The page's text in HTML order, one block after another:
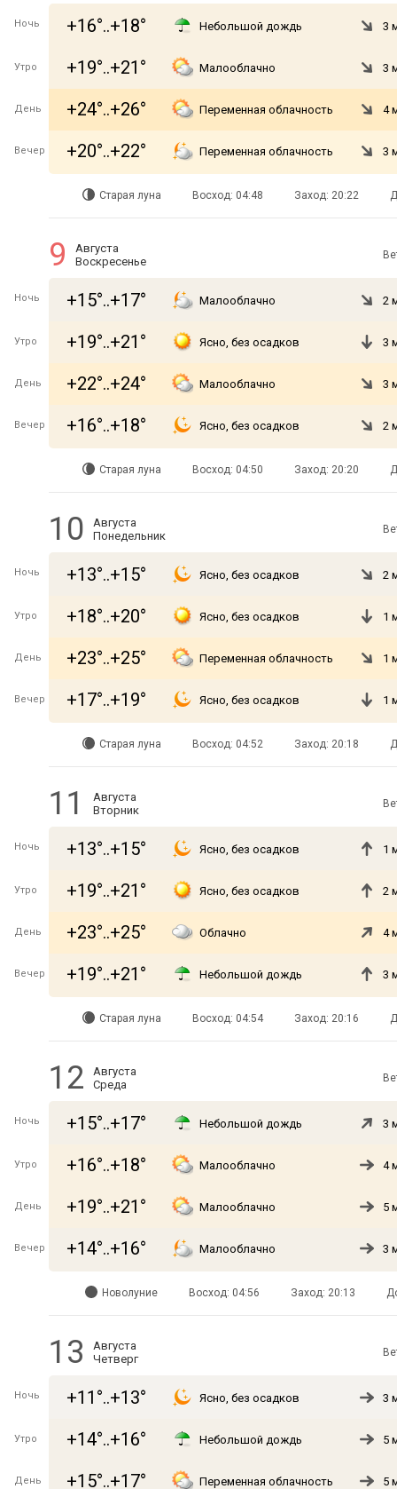
Ночь +16°..+18° Небольшой дождь 3
Утро +19°..+21° Малооблачно 3
День +24°..+26° Переменная облачность 4
Вечер +20°..+22° Переменная облачность 3
Старая луна Восход: 04:48 Заход: 20:22
9
Августа
Воскресенье
Ночь +15°..+17° Малооблачно 2
Утро +19°..+21° Ясно, без осадков 3
День +22°..+24° Малооблачно 3
Вечер +16°..+18° Ясно, без осадков 2
Старая луна Восход: 04:50 Заход: 20:20
10
Августа
Понедельник
Ночь +13°..+15° Ясно, без осадков 2
Утро +18°..+20° Ясно, без осадков 1
День +23°..+25° Переменная облачность 1
Вечер +17°..+19° Ясно, без осадков 1
Старая луна Восход: 04:52 Заход: 20:18
11
Августа
Вторник
Ночь +13°..+15° Ясно, без осадков 1
Утро +19°..+21° Ясно, без осадков 2
День +23°..+25° Облачно 4
Вечер +19°..+21° Небольшой дождь 3
Старая луна Восход: 04:54 Заход: 20:16
12
Августа
Среда
Ночь +15°..+17° Небольшой дождь 3
Утро +16°..+18° Малооблачно 4
День +19°..+21° Малооблачно 5
Вечер +14°..+16° Малооблачно 3
Новолуние Восход: 04:56 Заход: 20:13
13
Августа
Четверг
Ночь +11°..+13° Ясно, без осадков 3
Утро +14°..+16° Небольшой дождь 5
День +15°..+17° Переменная облачность 5